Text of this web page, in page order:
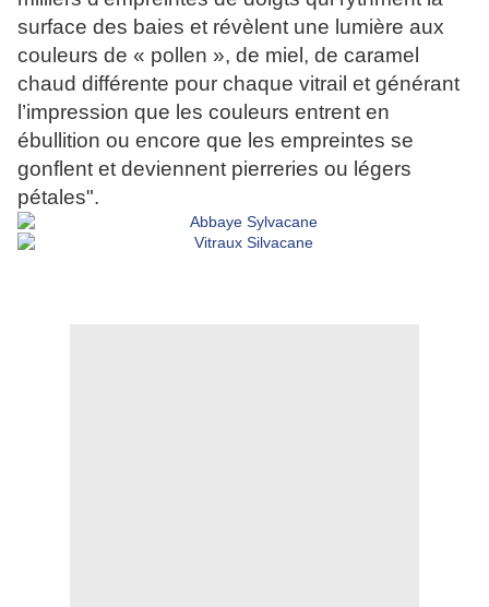
surface des baies et révèlent une lumière aux
couleurs de « pollen », de miel, de caramel
chaud différente pour chaque vitrail et générant
l’impression que les couleurs entrent en
ébullition ou encore que les empreintes se
gonflent et deviennent pierreries ou légers
pétales".